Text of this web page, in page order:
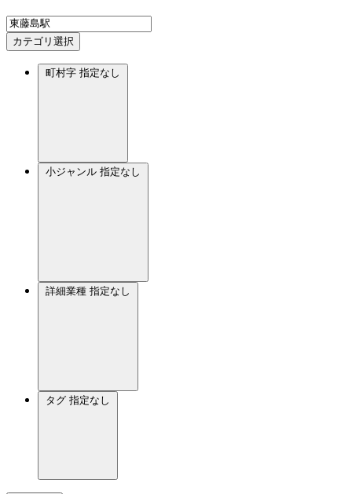
カテゴリ選択
町村字 指定なし
小ジャンル 指定なし
詳細業種 指定なし
タグ 指定なし